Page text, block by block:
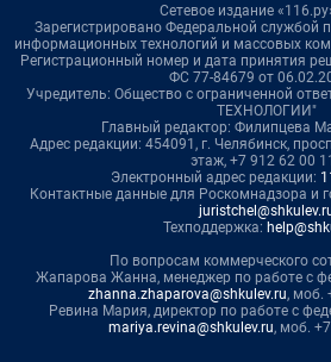
Сетевое издание
Зарегистрировано Федеральной службой
информационных технологий и массовых
Регистрационный номер и дата принятия
ФС 77-84679 от
Учредитель: Общество с ограниченной
ТЕХНОЛОГИИ"
Главный редактор: Филипцева
Адрес редакции: 454091, г. Челябинск,
этаж, +7 912 62 00
Электронный адрес редакции:
Контактные данные для Роскомнадзора и
Техподдержка:
По вопросам коммерческого
Жапарова Жанна, менеджер по работе с
zhanna.zhaparova@shkulev.ru, моб.
Ревина Мария, директор по работе с
mariya.revina@shkulev.ru, моб.